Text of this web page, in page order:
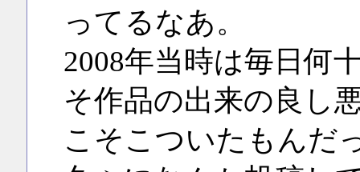
ってるなあ。
2008年当時は毎日何
そ作品の出来の良し
こそこついたもん